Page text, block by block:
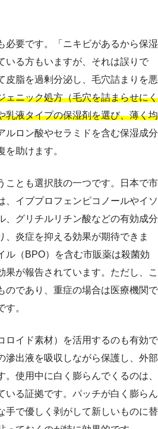
必要です。「ニキビがあるから保湿
いる方もいますが、それは誤りで
皮脂を過剰分泌し、毛穴詰まりを悪
ェニック処方（毛穴を詰まらせにく
乳液タイプの保湿剤を選び、薄く均
ルロン酸やセラミドを含む保湿成分
助けます。
ことも選択肢の一つです。日本で市
、イブプロフェンピコノールやイソ
、グリチルリチン酸などの有効成分
、炎症を抑える効果が期待できま
ル（BPO）を含む市販薬は殺菌効
果が報告されています。ただし、こ
のであり、重症の場合は医療機関で
。
ロイド素材）を活用するのも有効で
滲出液を吸収しながら保護し、外部
使用中に白く膨らんでくるのは、
いる証拠です。パッチが白く膨らん
手で優しく剥がして新しいものに替